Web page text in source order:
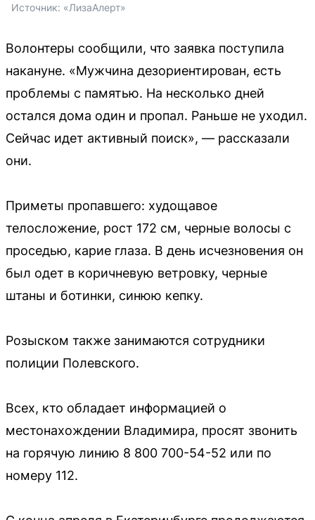
Источник: «ЛизаАлерт»
Волонтеры сообщили, что заявка поступила
накануне. «Мужчина дезориентирован, есть
проблемы с памятью. На несколько дней
остался дома один и пропал. Раньше не уходил.
Сейчас идет активный поиск», — рассказали
они.
Приметы пропавшего: худощавое
телосложение, рост 172 см, черные волосы с
проседью, карие глаза. В день исчезновения он
был одет в коричневую ветровку, черные
штаны и ботинки, синюю кепку.
Розыском также занимаются сотрудники
полиции Полевского.
Всех, кто обладает информацией о
местонахождении Владимира, просят звонить
на горячую линию 8 800 700-54-52 или по
номеру 112.